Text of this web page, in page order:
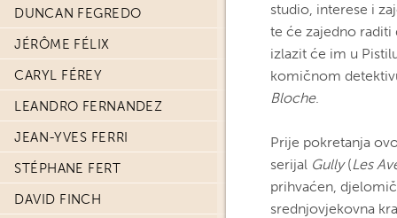
DUNCAN FEGREDO
JÉRÔME FÉLIX
CARYL FÉREY
LEANDRO FERNANDEZ
JEAN-YVES FERRI
STÉPHANE FERT
DAVID FINCH
studio, interese i
te će zajedno
izlazit će im u
komičnom
Bloche.
Prije pokretanja
serijal Gully(Les
prihvaćen,
srednjovjekovna